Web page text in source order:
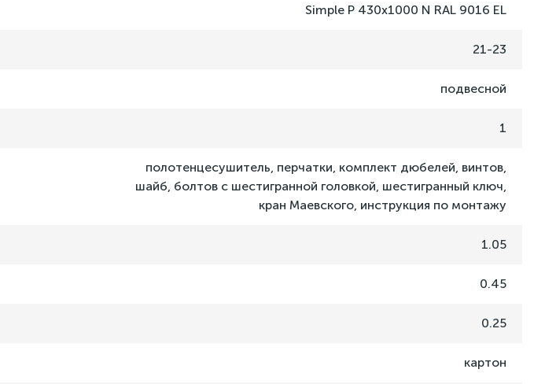
Simple P 430x1000 N RAL 9016 EL
21-23
подвесной
1
полотенцесушитель, перчатки, комплект дюбелей, винтов,
шайб, болтов с шестигранной головкой, шестигранный ключ,
кран Маевского, инструкция по монтажу
1.05
0.45
0.25
картон